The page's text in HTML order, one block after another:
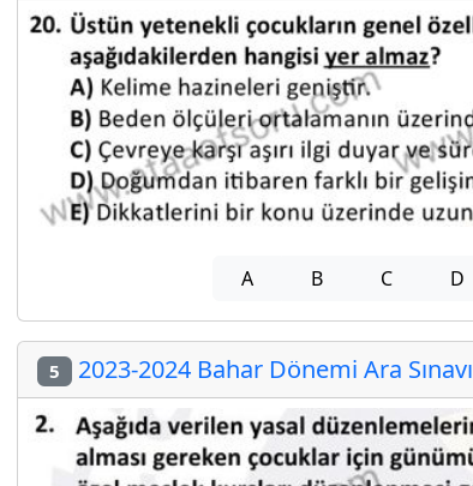
A B C D
5 2023-2024 Bahar Dönemi Ara Sınavı